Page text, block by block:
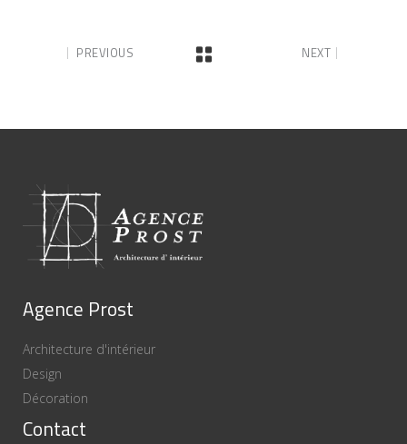
PREVIOUS NEXT
Agence Prost
Architecture d'intérieur
Design
Décoration
Contact